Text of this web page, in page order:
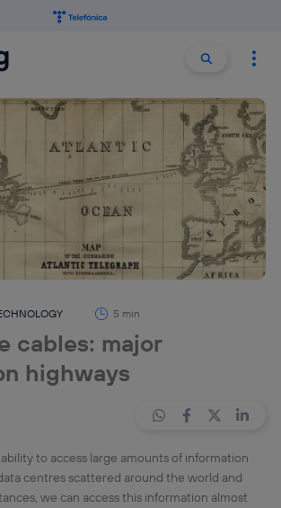
Buscar
5 min
cables: major
highways
to access large amounts of information
centres scattered around the world and
we can access this information almost